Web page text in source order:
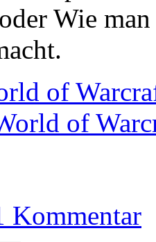
oder Wie
of
of
Kommentar